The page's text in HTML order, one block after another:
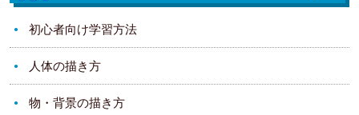
初心者向け学習方法
人体の描き方
物・背景の描き方